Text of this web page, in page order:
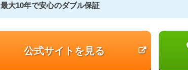
最大10年で安心のダブル保証
公式サイトを見る